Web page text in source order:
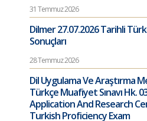
31 Temmuz 2026
Dilmer 27.07.2026 Tarihli
Sonuçları
28 Temmuz 2026
Dil Uygulama Ve Araştırma
Türkçe Muafiyet Sınavı Hk.
Application And Research
Turkish Proficiency Exam